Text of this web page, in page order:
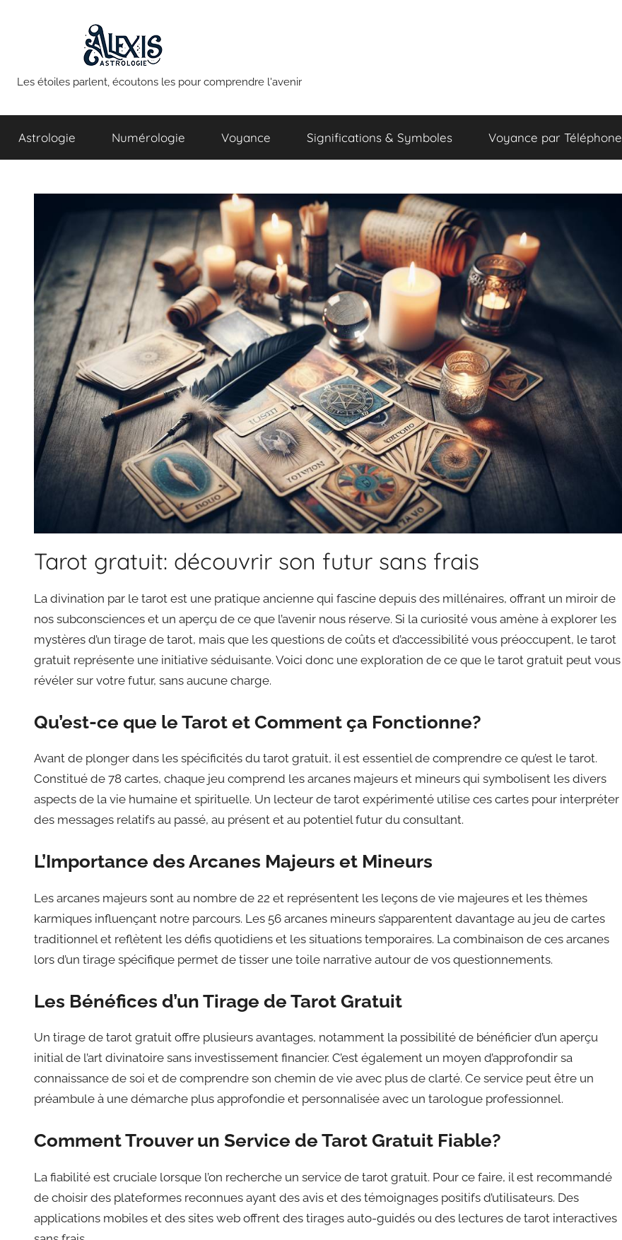
Alexis
Astrologie
Les étoiles parlent, écoutons les pour comprendre l'avenir
Astrologie Numérologie Voyance Significations & Symboles Voyance par Téléphone
Tarot gratuit: découvrir son futur sans frais
La divination par le tarot est une pratique ancienne qui fascine depuis des millénaires, offrant un miroir de
nos subconsciences et un aperçu de ce que l’avenir nous réserve. Si la curiosité vous amène à explorer les
mystères d’un tirage de tarot, mais que les questions de coûts et d’accessibilité vous préoccupent, le tarot
gratuit représente une initiative séduisante. Voici donc une exploration de ce que le tarot gratuit peut vous
révéler sur votre futur, sans aucune charge.
Qu’est-ce que le Tarot et Comment ça Fonctionne?
Avant de plonger dans les spécificités du tarot gratuit, il est essentiel de comprendre ce qu’est le tarot.
Constitué de 78 cartes, chaque jeu comprend les arcanes majeurs et mineurs qui symbolisent les divers
aspects de la vie humaine et spirituelle. Un lecteur de tarot expérimenté utilise ces cartes pour interpréter
des messages relatifs au passé, au présent et au potentiel futur du consultant.
L’Importance des Arcanes Majeurs et Mineurs
Les arcanes majeurs sont au nombre de 22 et représentent les leçons de vie majeures et les thèmes
karmiques influençant notre parcours. Les 56 arcanes mineurs s’apparentent davantage au jeu de cartes
traditionnel et reflètent les défis quotidiens et les situations temporaires. La combinaison de ces arcanes
lors d’un tirage spécifique permet de tisser une toile narrative autour de vos questionnements.
Les Bénéfices d’un Tirage de Tarot Gratuit
Un tirage de tarot gratuit offre plusieurs avantages, notamment la possibilité de bénéficier d’un aperçu
initial de l’art divinatoire sans investissement financier. C’est également un moyen d’approfondir sa
connaissance de soi et de comprendre son chemin de vie avec plus de clarté. Ce service peut être un
préambule à une démarche plus approfondie et personnalisée avec un tarologue professionnel.
Comment Trouver un Service de Tarot Gratuit Fiable?
La fiabilité est cruciale lorsque l’on recherche un service de tarot gratuit. Pour ce faire, il est recommandé
de choisir des plateformes reconnues ayant des avis et des témoignages positifs d’utilisateurs. Des
applications mobiles et des sites web offrent des tirages auto-guidés ou des lectures de tarot interactives